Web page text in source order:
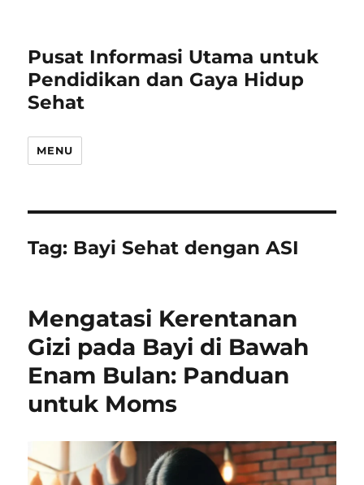
Pusat Informasi Utama untuk
Pendidikan dan Gaya Hidup
Sehat
MENU
Tag: Bayi Sehat dengan ASI
Mengatasi Kerentanan
Gizi pada Bayi di Bawah
Enam Bulan: Panduan
untuk Moms